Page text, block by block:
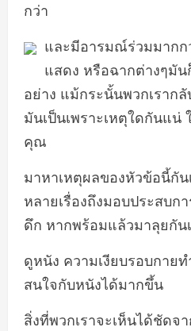
กว่า
และมีอารมณ์ร่วมมากก
แสดง หรือฉากต่างๆมั
อย่าง แม้กระนั้นพวกเราก
มันเป็นเพราะเหตุใดกันแ
คุณ
มาหาเหตุผลของหัวข้อนี้กัน
หลายเรื่องถึงมอบประสบ
ดึก หากพร้อมแล้วมาลุยกัน
ดูหนัง ความเงียบรอบกาย
สนใจกับหนังได้มากขึ้น
สิ่งที่พวกเราจะเห็นได้ชัดจ